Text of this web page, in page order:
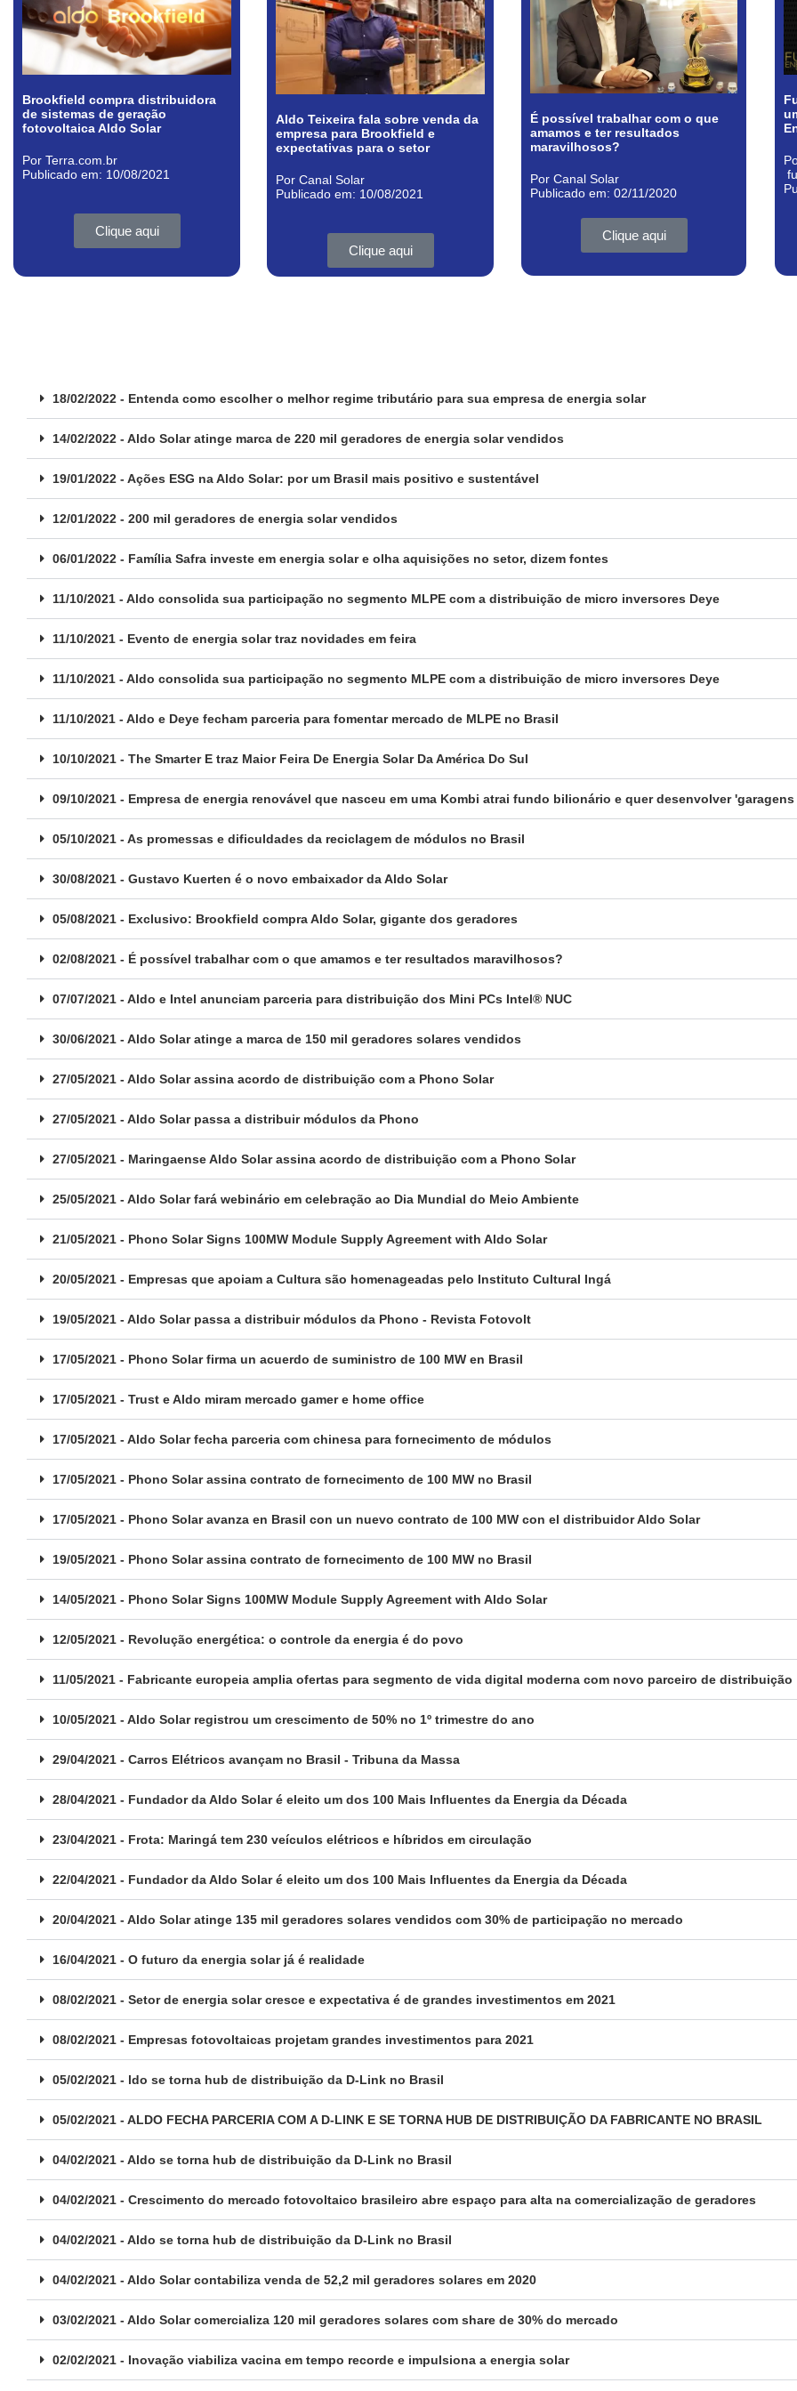
Brookfield compra distribuidora
de sistemas de geração
fotovoltaica Aldo Solar
Por Terra.com.br
Publicado em: 10/08/2021
Clique aqui
Aldo Teixeira fala sobre venda da
empresa para Brookfield e
expectativas para o setor
Por Canal Solar
Publicado em: 10/08/2021
Clique aqui
É possível trabalhar com o que
amamos e ter resultados
maravilhosos?
Por Canal Solar
Publicado em: 02/11/2020
Clique aqui
18/02/2022 - Entenda como escolher o melhor regime tributário para sua empresa de energia solar
14/02/2022 - Aldo Solar atinge marca de 220 mil geradores de energia solar vendidos
19/01/2022 - Ações ESG na Aldo Solar: por um Brasil mais positivo e sustentável
12/01/2022 - 200 mil geradores de energia solar vendidos
06/01/2022 - Família Safra investe em energia solar e olha aquisições no setor, dizem fontes
11/10/2021 - Aldo consolida sua participação no segmento MLPE com a distribuição de micro inversores Deye
11/10/2021 - Evento de energia solar traz novidades em feira
11/10/2021 - Aldo consolida sua participação no segmento MLPE com a distribuição de micro inversores Deye
11/10/2021 - Aldo e Deye fecham parceria para fomentar mercado de MLPE no Brasil
10/10/2021 - The Smarter E traz Maior Feira De Energia Solar Da América Do Sul
09/10/2021 - Empresa de energia renovável que nasceu em uma Kombi atrai fundo bilionário e quer desenvolver
05/10/2021 - As promessas e dificuldades da reciclagem de módulos no Brasil
30/08/2021 - Gustavo Kuerten é o novo embaixador da Aldo Solar
05/08/2021 - Exclusivo: Brookfield compra Aldo Solar, gigante dos geradores
02/08/2021 - É possível trabalhar com o que amamos e ter resultados maravilhosos?
07/07/2021 - Aldo e Intel anunciam parceria para distribuição dos Mini PCs Intel® NUC
30/06/2021 - Aldo Solar atinge a marca de 150 mil geradores solares vendidos
27/05/2021 - Aldo Solar assina acordo de distribuição com a Phono Solar
27/05/2021 - Aldo Solar passa a distribuir módulos da Phono
27/05/2021 - Maringaense Aldo Solar assina acordo de distribuição com a Phono Solar
25/05/2021 - Aldo Solar fará webinário em celebração ao Dia Mundial do Meio Ambiente
21/05/2021 - Phono Solar Signs 100MW Module Supply Agreement with Aldo Solar
20/05/2021 - Empresas que apoiam a Cultura são homenageadas pelo Instituto Cultural Ingá
19/05/2021 - Aldo Solar passa a distribuir módulos da Phono - Revista Fotovolt
17/05/2021 - Phono Solar firma un acuerdo de suministro de 100 MW en Brasil
17/05/2021 - Trust e Aldo miram mercado gamer e home office
17/05/2021 - Aldo Solar fecha parceria com chinesa para fornecimento de módulos
17/05/2021 - Phono Solar assina contrato de fornecimento de 100 MW no Brasil
17/05/2021 - Phono Solar avanza en Brasil con un nuevo contrato de 100 MW con el distribuidor Aldo Solar
19/05/2021 - Phono Solar assina contrato de fornecimento de 100 MW no Brasil
14/05/2021 - Phono Solar Signs 100MW Module Supply Agreement with Aldo Solar
12/05/2021 - Revolução energética: o controle da energia é do povo
11/05/2021 - Fabricante europeia amplia ofertas para segmento de vida digital moderna com novo parceiro de distribuição
10/05/2021 - Aldo Solar registrou um crescimento de 50% no 1º trimestre do ano
29/04/2021 - Carros Elétricos avançam no Brasil - Tribuna da Massa
28/04/2021 - Fundador da Aldo Solar é eleito um dos 100 Mais Influentes da Energia da Década
23/04/2021 - Frota: Maringá tem 230 veículos elétricos e híbridos em circulação
22/04/2021 - Fundador da Aldo Solar é eleito um dos 100 Mais Influentes da Energia da Década
20/04/2021 - Aldo Solar atinge 135 mil geradores solares vendidos com 30% de participação no mercado
16/04/2021 - O futuro da energia solar já é realidade
08/02/2021 - Setor de energia solar cresce e expectativa é de grandes investimentos em 2021
08/02/2021 - Empresas fotovoltaicas projetam grandes investimentos para 2021
05/02/2021 - ldo se torna hub de distribuição da D-Link no Brasil
05/02/2021 - ALDO FECHA PARCERIA COM A D-LINK E SE TORNA HUB DE DISTRIBUIÇÃO DA FABRICANTE NO BRASIL
04/02/2021 - Aldo se torna hub de distribuição da D-Link no Brasil
04/02/2021 - Crescimento do mercado fotovoltaico brasileiro abre espaço para alta na comercialização de geradores
04/02/2021 - Aldo se torna hub de distribuição da D-Link no Brasil
04/02/2021 - Aldo Solar contabiliza venda de 52,2 mil geradores solares em 2020
03/02/2021 - Aldo Solar comercializa 120 mil geradores solares com share de 30% do mercado
02/02/2021 - Inovação viabiliza vacina em tempo recorde e impulsiona a energia solar